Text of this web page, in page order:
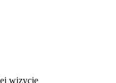
wizycie